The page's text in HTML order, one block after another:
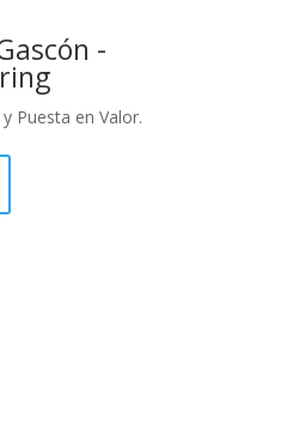
-
Puesta en Valor.